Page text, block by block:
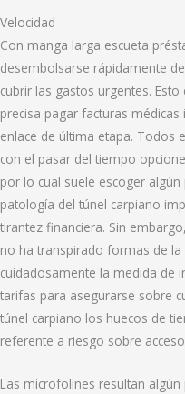
Velocidad
Con manga larga escueta
desembolsarse rápidamente
cubrir las gastos urgentes.
precisa pagar facturas
enlace de última etapa. Todos
con el pasar del tiempo
por lo cual suele escoger
patologí­a del túnel carpiano
tirantez financiera. Sin
no ha transpirado formas de
cuidadosamente la medida de
tarifas para asegurarse sobre
túnel carpiano los huecos de
referente a riesgo sobre
Las microfolines resultan